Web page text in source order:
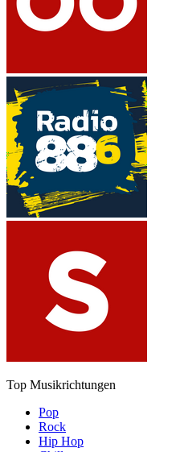
Top Musikrichtungen
Pop
Rock
Hip Hop